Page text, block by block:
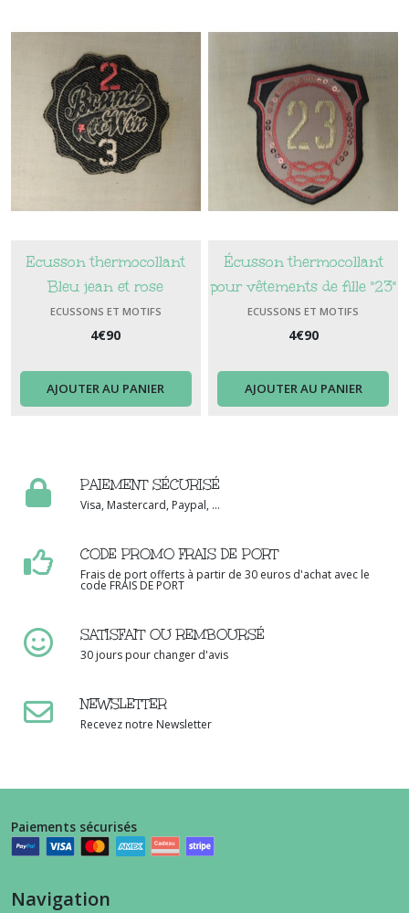
Ecusson thermocollant
Bleu jean et rose
vêtements fille "Bound to
win"
ECUSSONS ET MOTIFS
4€90
AJOUTER AU PANIER
Écusson thermocollant
pour vêtements de fille "23"
ECUSSONS ET MOTIFS
4€90
AJOUTER AU PANIER
PAIEMENT SÉCURISÉ
Visa, Mastercard, Paypal, ...
CODE PROMO FRAIS DE PORT
Frais de port offerts à partir de 30 euros d'achat avec le
code FRAIS DE PORT
SATISFAIT OU REMBOURSÉ
30 jours pour changer d'avis
NEWSLETTER
Recevez notre Newsletter
Paiements sécurisés
Navigation